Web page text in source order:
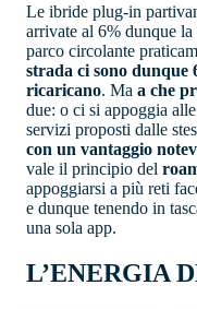
Le ibride plug-in
arrivate al 6% dunque
parco circolante
strada ci sono dunque
ricaricano. Ma a che
due: o ci si appoggia
servizi proposti dalle
con un vantaggio
vale il principio del
appoggiarsi a più reti
e dunque tenendo in
una sola app.
L’ENERGIA